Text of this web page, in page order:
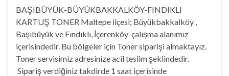
BAŞIBÜYÜK-BÜYÜKBAKKALKÖY-FINDIKLI
KARTUŞ TONER Maltepe ilçesi; Büyükbakkalköy ,
Başıbüyük ve Fındıklı, İçerenköy çalışma alanımız
içerisindedir. Bu bölgeler için Toner siparişi almaktayız.
Toner servisimiz adresinize acil teslim şeklindedir.
Sipariş verdiğiniz takdirde 1 saat içerisinde